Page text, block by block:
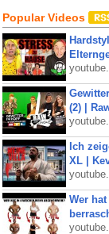
Popular Videos
(2) |
Ich
XL |
Wer